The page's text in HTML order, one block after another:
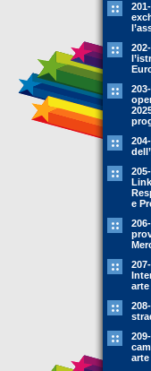
e
arte